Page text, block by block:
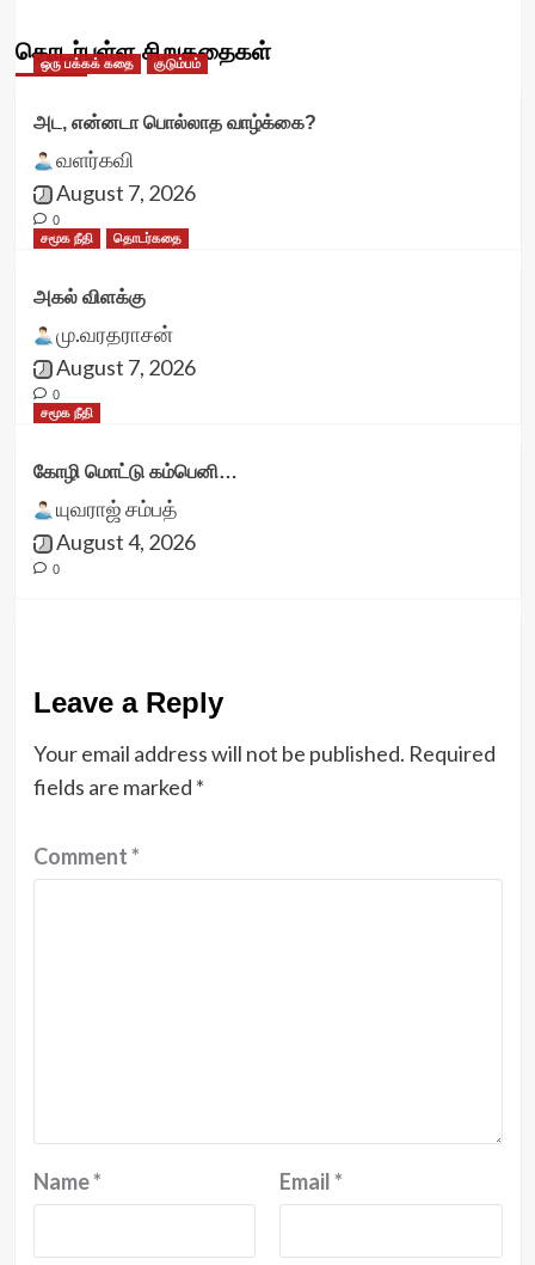
தொடர்புள்ள சிறுகதைகள்
ஒரு பக்கக் கதை குடும்பம்
அட, என்னடா பொல்லாத வாழ்க்கை?
வளர்கவி
August 7, 2026
0
சமூக நீதி
தொடர்கதை
அகல் விளக்கு
மு.வரதராசன்
August 7, 2026
0
சமூக நீதி
கோழி மொட்டு கம்பெனி…
யுவராஜ் சம்பத்
August 4, 2026
0
Leave a Reply
Your email address will not be published. Required
fields are marked *
Comment*
Name* Email*